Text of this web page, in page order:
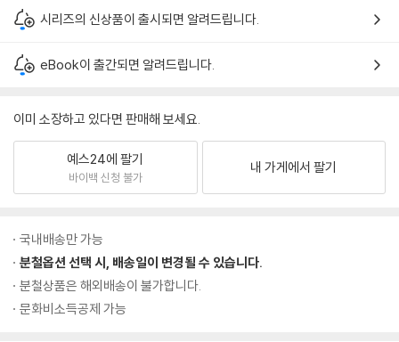
시리즈의 신상품이 출시되면 알려드립니다.
eBook이 출간되면 알려드립니다.
이미 소장하고 있다면 판매해 보세요.
예스24에 팔기
바이백 신청 불가
내 가게에서 팔기
국내배송만 가능
분철옵션 선택 시, 배송일이 변경될 수 있습니다.
분철상품은 해외배송이 불가합니다.
문화비소득공제 가능